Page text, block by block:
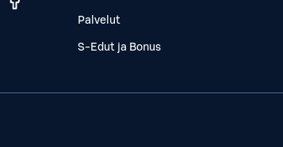
Palvelut
S-Edut ja Bonus